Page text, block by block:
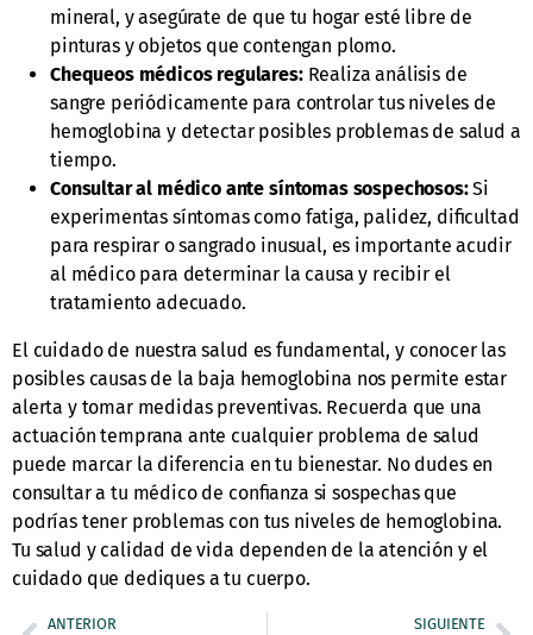
mineral, y asegúrate de que tu hogar esté libre de
pinturas y objetos que contengan plomo.
Chequeos médicos regulares:Realiza análisis de
sangre periódicamente para controlar tus niveles de
hemoglobina y detectar posibles problemas de salud a
tiempo.
Consultar al médico ante síntomas sospechosos:Si
experimentas síntomas como fatiga, palidez, dificultad
para respirar o sangrado inusual, es importante acudir
al médico para determinar la causa y recibir el
tratamiento adecuado.
El cuidado de nuestra salud es fundamental, y conocer las
posibles causas de la baja hemoglobina nos permite estar
alerta y tomar medidas preventivas. Recuerda que una
actuación temprana ante cualquier problema de salud
puede marcar la diferencia en tu bienestar. No dudes en
consultar a tu médico de confianza si sospechas que
podrías tener problemas con tus niveles de hemoglobina.
Tu salud y calidad de vida dependen de la atención y el
cuidado que dediques a tu cuerpo.
ANTERIOR SIGUIENTE